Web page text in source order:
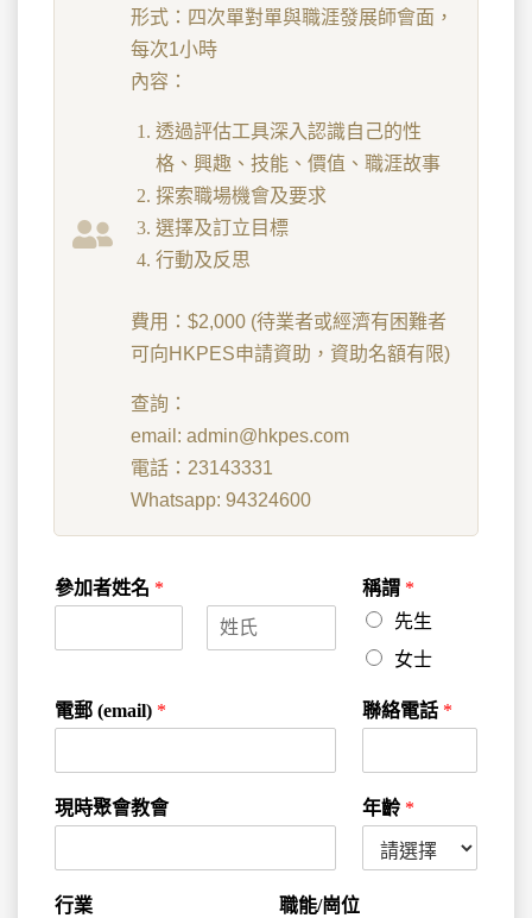
形式：四次單對單與職涯發展師會面，
每次1小時
內容：
透過評估工具深入認識自己的性
格、興趣、技能、價值、職涯故事
探索職場機會及要求
選擇及訂立目標
行動及反思
費用：$2,000 (待業者或經濟有困難者
可向HKPES申請資助，資助名額有限)
查詢：
email: admin@hkpes.com
電話：23143331
Whatsapp: 94324600
參加者姓名 *
r
s
t
稱謂 *
先生
女士
電郵 (email) * 聯絡電話 *
現時聚會教會 年齡 *
行業 職能/崗位